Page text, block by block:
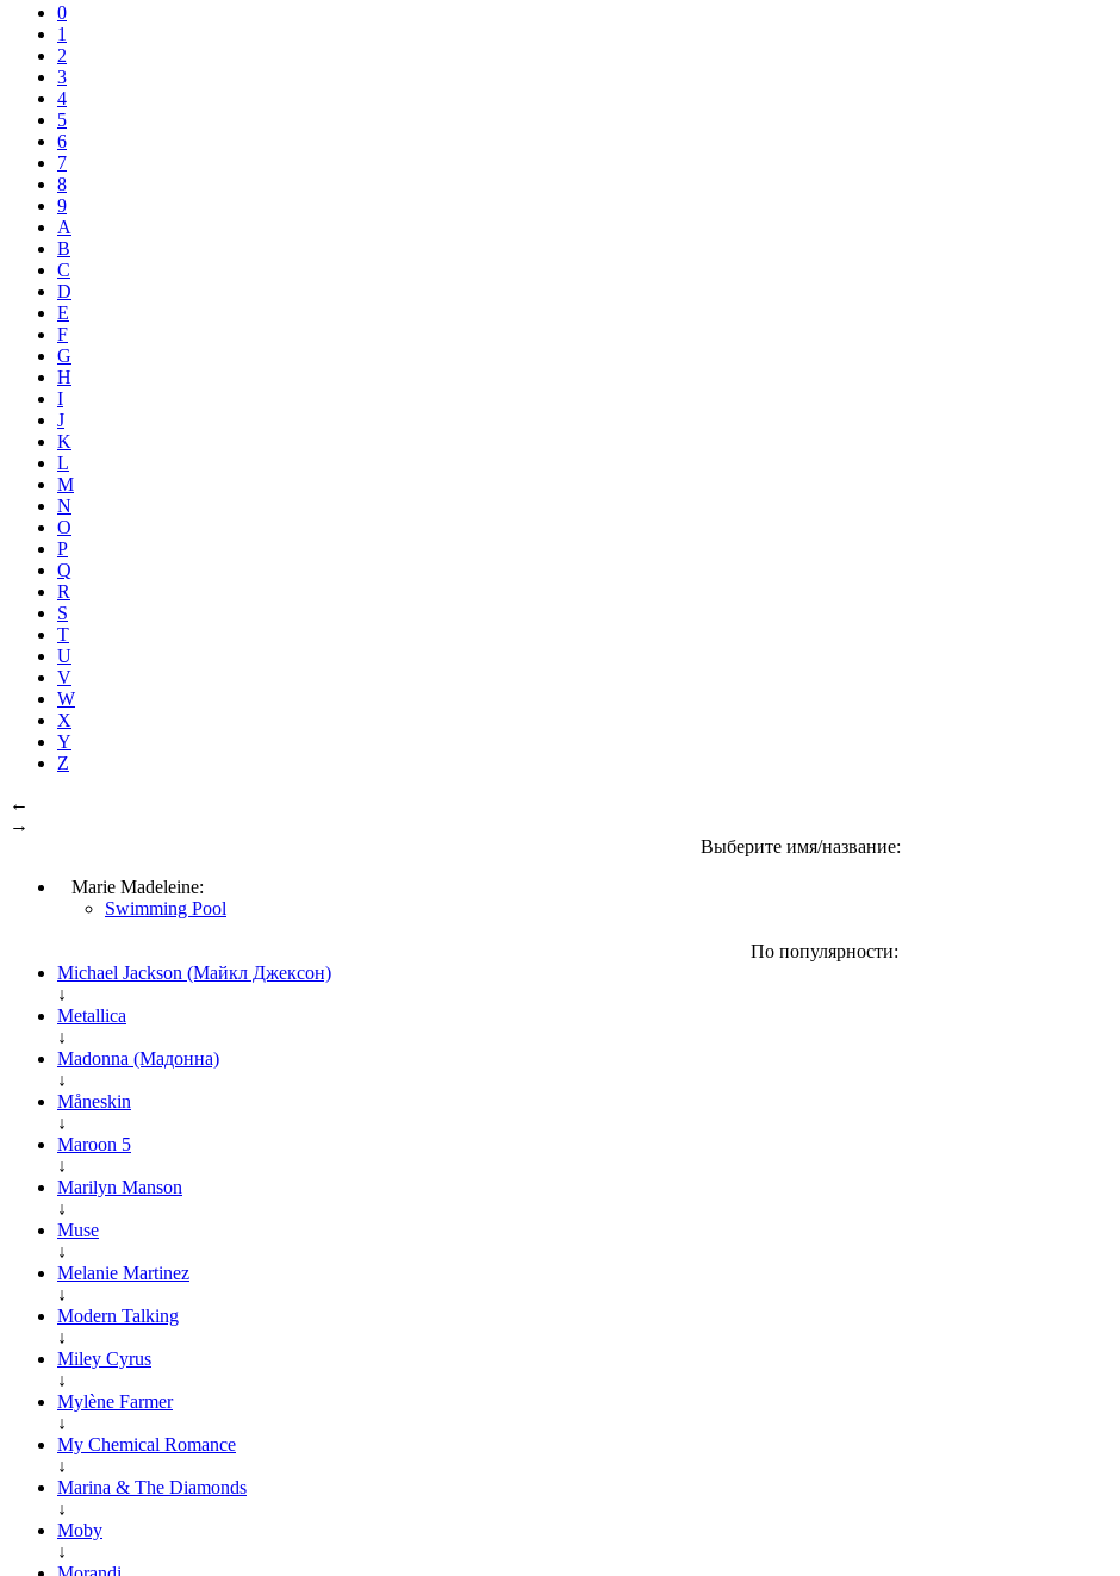
0
1
2
3
4
5
6
7
8
9
A
B
C
D
E
F
G
H
I
J
K
L
M
N
O
P
Q
R
S
T
U
V
W
X
Y
Z
←
→
Выберите имя/название:
Marie Madeleine:
Swimming Pool
По популярности:
Michael Jackson (Майкл Джексон)
↓
Metallica
↓
Madonna (Мадонна)
↓
Måneskin
↓
Maroon 5
↓
Marilyn Manson
↓
Muse
↓
Melanie Martinez
↓
Modern Talking
↓
Miley Cyrus
↓
Mylène Farmer
↓
My Chemical Romance
↓
Marina & The Diamonds
↓
Moby
↓